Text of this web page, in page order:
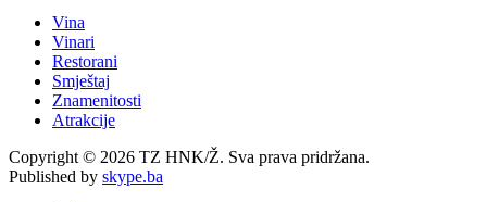
Vina
Vinari
Restorani
Smještaj
Znamenitosti
Atrakcije
Copyright © 2026 TZ HNK/Ž. Sva prava pridržana.
Published by skype.ba